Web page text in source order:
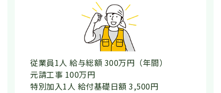
従業員1人 給与総額 300万円（年間）
元請工事 100万円
特別加入1人 給付基礎日額 3,500円